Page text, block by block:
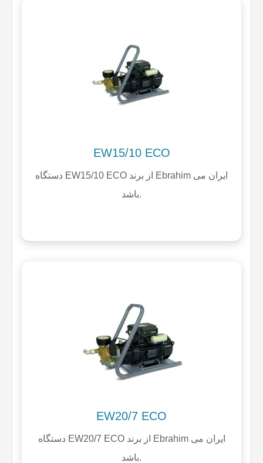
EW15/10 ECO
دستگاه EW15/10 ECO از برند Ebrahim ایران می
باشد.
EW20/7 ECO
دستگاه EW20/7 ECO از برند Ebrahim ایران می
باشد.